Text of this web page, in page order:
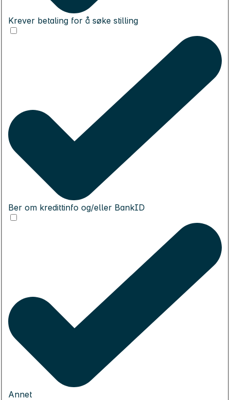
Krever betaling for å søke stilling
Ber om kredittinfo og/eller BankID
Annet